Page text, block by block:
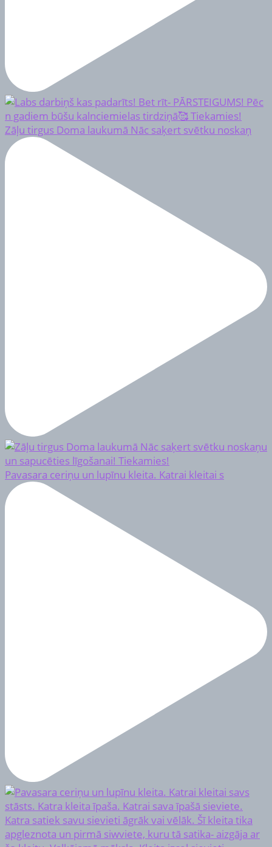
Zāļu tirgus Doma laukumā Nāc saķert svētku noskaņ
Pavasara ceriņu un lupīnu kleita. Katrai kleitai s